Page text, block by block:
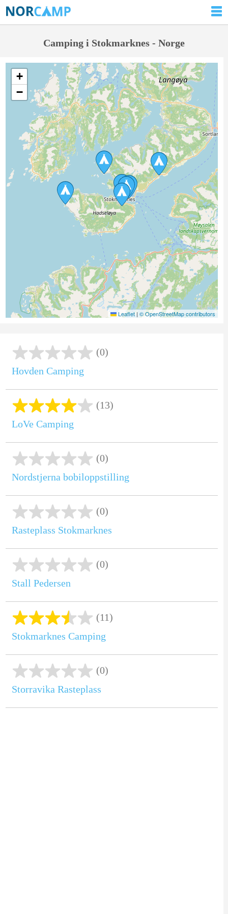
Camping i Stokmarknes - Norge
+
−
Leaflet | © OpenStreetMap contributors
(0)
Hovden Camping
(13)
LoVe Camping
(0)
Nordstjerna bobiloppstilling
(0)
Rasteplass Stokmarknes
(0)
Stall Pedersen
(11)
Stokmarknes Camping
(0)
Storravika Rasteplass